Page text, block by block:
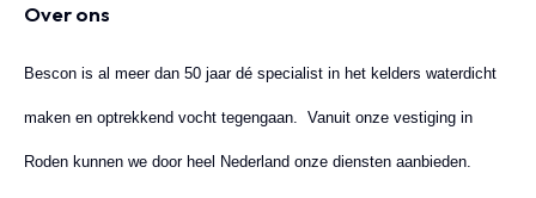
Over ons
Bescon is al meer dan 50 jaar dé specialist in het kelders waterdicht
maken en optrekkend vocht tegengaan. Vanuit onze vestiging in
Roden kunnen we door heel Nederland onze diensten aanbieden.